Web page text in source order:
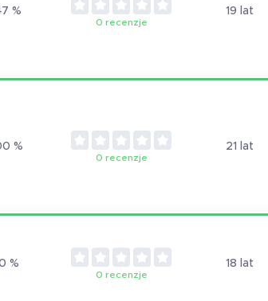
%
0 recenzje
19 lat
%
0 recenzje
21 lat
%
0 recenzje
18 lat